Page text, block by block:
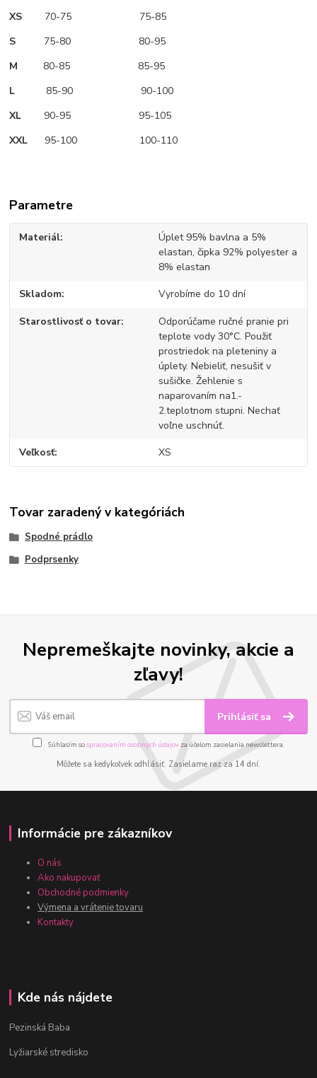
XS 70-75 75-85
S 75-80 80-95
M 80-85 85-95
L 85-90 90-100
XL 90-95 95-105
XXL 95-100 100-110
Parametre
Materiál
Úplet 95% bavlna a 5%
elastan, čipka 92% polyester a
8% elastan
Skladom Vyrobíme do 10 dní
Starostlivosť o tovar
Odporúčame ručné pranie pri
teplote vody 30°C. Použiť
prostriedok na pleteniny a
úplety. Nebieliť, nesušiť v
sušičke. Žehlenie s
naparovaním na1.-
2.teplotnom stupni. Nechať
voľne uschnúť.
Veľkosť XS
Tovar zaradený v kategóriách
Spodné prádlo
Podprsenky
Nepremeškajte novinky, akcie a
zľavy!
Prihlásiť sa
Súhlasím sospracovaním osobných údajov za účelom zasielania newslettera.
Môžete sa kedykoľvek odhlásiť. Zasielame raz za 14 dní.
Informácie pre zákazníkov
O nás
Ako nakupovať
Obchodné podmienky
Výmena a vrátenie tovaru
Kontakty
Kde nás nájdete
Pezinská Baba
Lyžiarské stredisko